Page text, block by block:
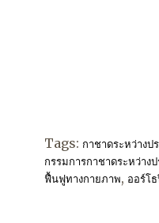
Tags: กาชาดระหว่างป
กรรมการกาชาดระหว่างป
ฟื้นฟูทางกายภาพ, ออร์โ